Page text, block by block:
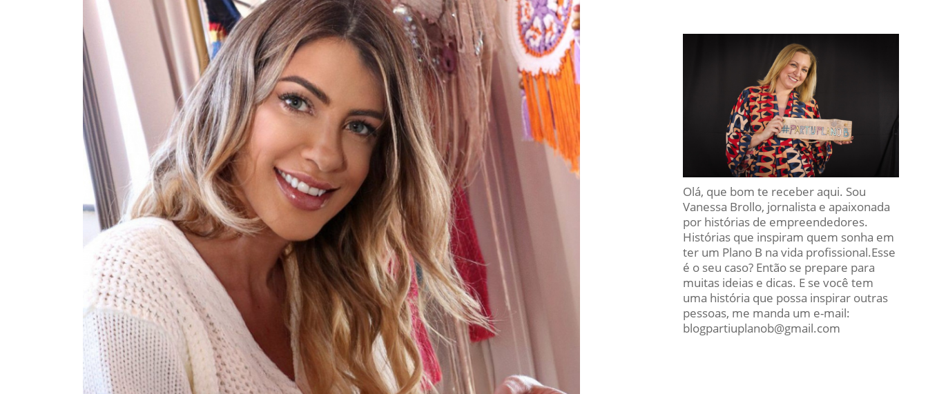
Olá, que bom te receber aqui. Sou
Vanessa Brollo, jornalista e apaixonada
por histórias de empreendedores.
Histórias que inspiram quem sonha em
ter um Plano B na vida profissional.Esse
é o seu caso? Então se prepare para
muitas ideias e dicas. E se você tem
uma história que possa inspirar outras
pessoas, me manda um e-mail:
blogpartiuplanob@gmail.com